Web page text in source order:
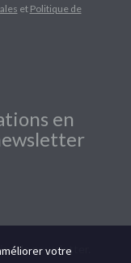
et Politique de
en
de newsletter.
votre